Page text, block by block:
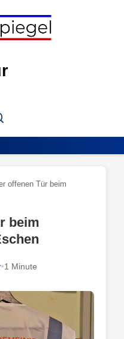
offenen Tür beim
beim
•1 Minute